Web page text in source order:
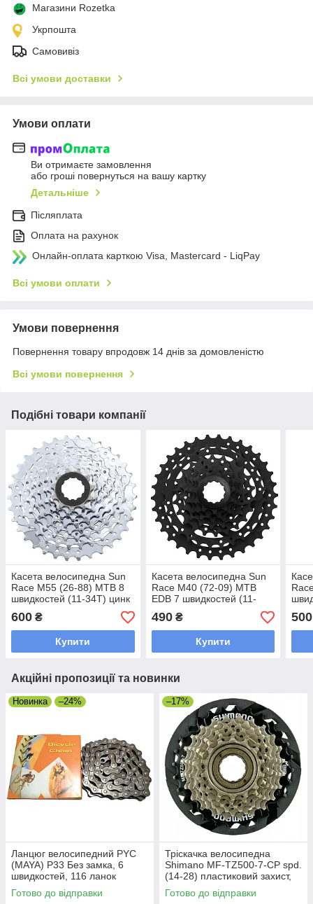
Магазини Rozetka
Укрпошта
Самовивіз
Всі умови доставки
Умови оплати
Ви отримаєте замовлення
або гроші повернуться на вашу картку
Детальніше
Післяплата
Оплата на рахунок
Онлайн-оплата карткою Visa, Mastercard - LiqPay
Всі умови оплати
Умови повернення
Повернення товару впродовж 14 днів за домовленістю
Всі умови повернення
Подібні товари компанії
Касета велосипедна Sun
Race M55 (26-88) MTB 8
швидкостей (11-34T) цинк
600 ₴
Купити
Касета велосипедна Sun
Race M40 (72-09) MTB
EDB 7 швидкостей (11-
28T) чорна
490₴
Купити
500
Акційні пропозиції та новинки
Новинка –24%
Ланцюг велосипедний PYC
(MAYA) P33 Без замка, 6
швидкостей, 116 ланок
Готово до відправки
–17%
Тріскачка велосипедна
Shimano MF-TZ500-7-CP spd.
(14-28) пластиковий захист,
Оригінал
Готово до відправки